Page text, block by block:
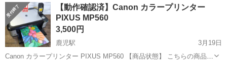
【動作確認済】Canon カラープリンター
PIXUS MP560
3,500円
鹿児駅
3月19日
Canon カラープリンター PIXUS MP560 【商品状態】 こちらの商品は